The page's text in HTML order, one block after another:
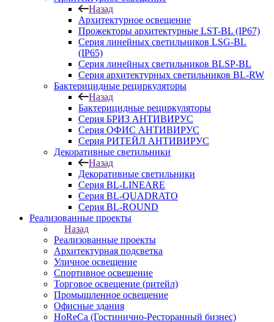
Назад
Архитектурное освещение
Прожекторы архитектурные LST-BL (IP67)
Серия линейных светильников LSG-BL
(IP65)
Серия линейных светильников BLSP-BL
Серия архитектурных светильников BL-RW
Бактерицидные рециркуляторы
Назад
Бактерицидные рециркуляторы
Серия БРИЗ АНТИВИРУС
Серия ОФИС АНТИВИРУС
Серия РИТЕЙЛ АНТИВИРУС
Декоративные светильники
Назад
Декоративные светильники
Серия BL-LINEARE
Серия BL-QUADRATO
Серия BL-ROUND
Реализованные проекты
Назад
Реализованные проекты
Архитектурная подсветка
Уличное освещение
Спортивное освещение
Торговое освещение (ритейл)
Промышленное освещение
Офисные здания
HoReCa (Гостинично-Ресторанный бизнес)